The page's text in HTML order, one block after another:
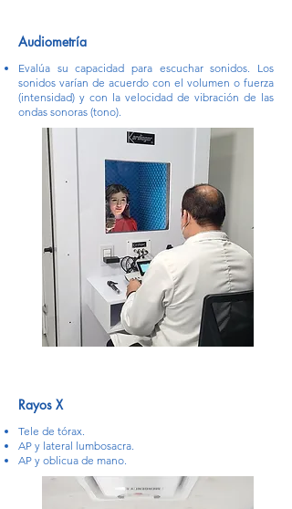
Audiometría
Evalúa su capacidad para escuchar sonidos. Los
sonidos varían de acuerdo con el volumen o fuerza
(intensidad) y con la velocidad de vibración de las
ondas sonoras (tono).
Rayos X
Tele de tórax.
AP y lateral lumbosacra.
AP y oblicua de mano.